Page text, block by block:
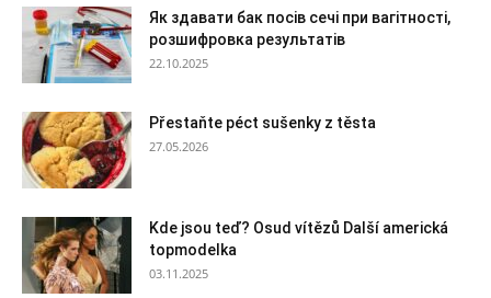
Як здавати бак посів сечі при вагітності,
розшифровка результатів
22.10.2025
Přestaňte péct sušenky z těsta
27.05.2026
Kde jsou teď? Osud vítězů Další americká
topmodelka
03.11.2025